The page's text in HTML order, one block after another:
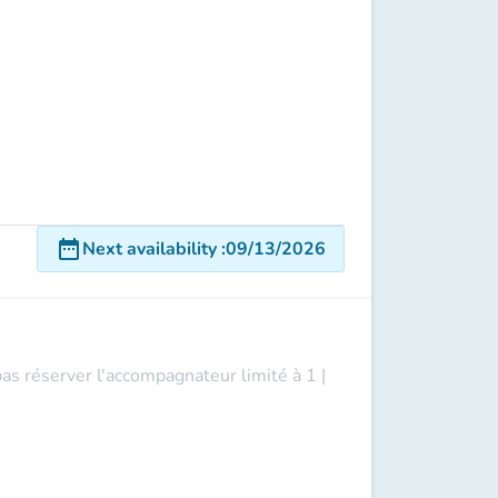
date_rangeNext availability:09/13/2026
réserver l'accompagnateur limité à 1 |